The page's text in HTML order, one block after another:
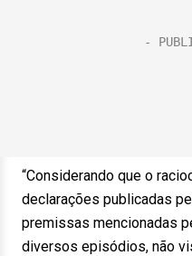
“Considerando que o
declarações publicadas
premissas mencionadas
diversos episódios, não